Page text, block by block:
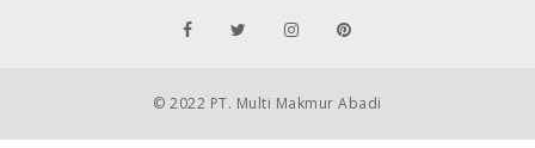
© 2022 PT. Multi Makmur Abadi